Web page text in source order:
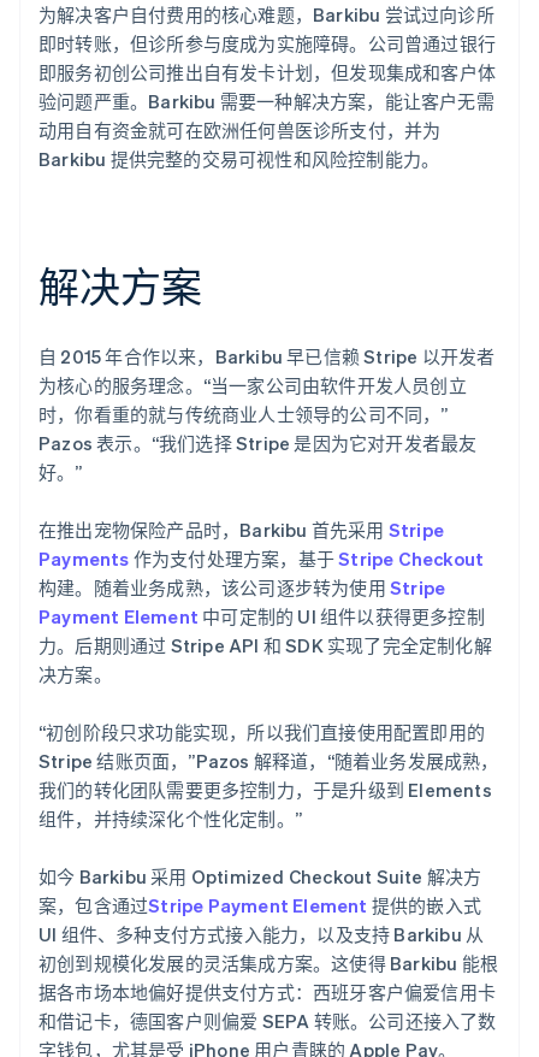
为解决客户自付费用的核心难题，Barkibu 尝试过向诊所
即时转账，但诊所参与度成为实施障碍。公司曾通过银行
即服务初创公司推出自有发卡计划，但发现集成和客户体
验问题严重。Barkibu 需要一种解决方案，能让客户无需
动用自有资金就可在欧洲任何兽医诊所支付，并为
Barkibu 提供完整的交易可视性和风险控制能力。
解决方案
自 2015 年合作以来，Barkibu 早已信赖 Stripe 以开发者
为核心的服务理念。“当一家公司由软件开发人员创立
时，你看重的就与传统商业人士领导的公司不同，”
Pazos 表示。“我们选择 Stripe 是因为它对开发者最友
好。”
在推出宠物保险产品时，Barkibu 首先采用 Stripe
Payments 作为支付处理方案，基于Stripe Checkout
构建。随着业务成熟，该公司逐步转为使用 Stripe
Payment Element 中可定制的 UI 组件以获得更多控制
力。后期则通过 Stripe API 和 SDK 实现了完全定制化解
决方案。
“初创阶段只求功能实现，所以我们直接使用配置即用的
Stripe 结账页面，”Pazos 解释道，“随着业务发展成熟，
我们的转化团队需要更多控制力，于是升级到 Elements
组件，并持续深化个性化定制。”
如今 Barkibu 采用 Optimized Checkout Suite 解决方
案，包含通过Stripe Payment Element 提供的嵌入式
UI 组件、多种支付方式接入能力，以及支持 Barkibu 从
初创到规模化发展的灵活集成方案。这使得 Barkibu 能根
据各市场本地偏好提供支付方式：西班牙客户偏爱信用卡
和借记卡，德国客户则偏爱 SEPA 转账。公司还接入了数
字钱包，尤其是受 iPhone 用户青睐的 Apple Pay。